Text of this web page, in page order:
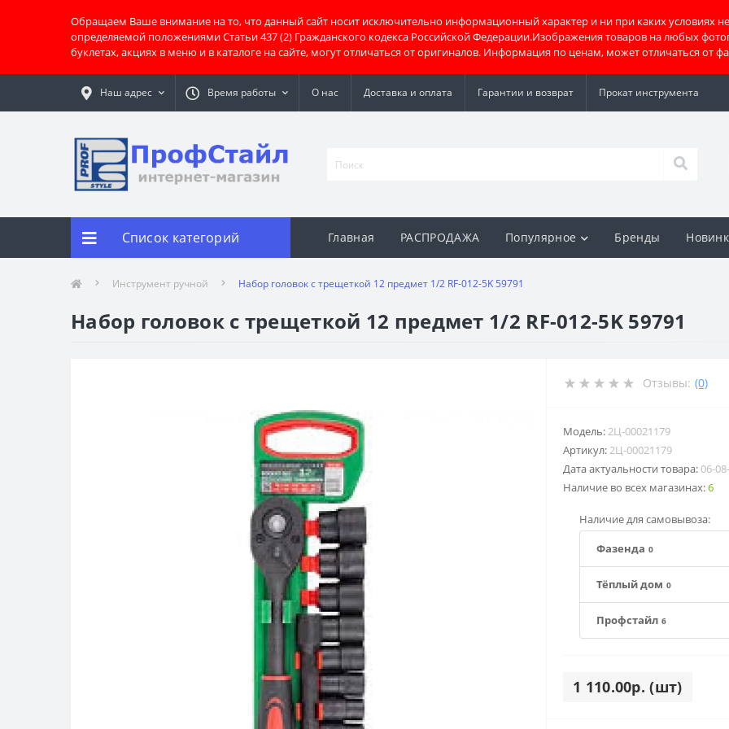
Обращаем Ваше внимание на то, что данный сайт носит исключительно информационный характер и ни при каких условиях
определяемой положениями Статьи 437 (2) Гражданского кодекса Российской Федерации.Изображения товаров на любых
буклетах, акциях в меню и в каталоге на сайте, могут отличаться от оригиналов. Информация по ценам, может отличаться от
Наш адрес Время работы О нас Доставка и оплата Гарантии и возврат Прокат инструмента
Список категорий Главная РАСПРОДАЖА Популярное Бренды
Инструмент ручной Набор головок с трещеткой 12 предмет 1/2 RF-012-5K 59791
Набор головок с трещеткой 12 предмет 1/2 RF-012-5K 59791
Отзывы: (0)
Модель:2Ц-00021179
Артикул:2Ц-00021179
Дата актуальности товара:06-
Наличие во всех магазинах:6
Наличие для самовывоза:
Фазенда 0
Тёплый дом 0
Профстайл 6
1 110.00р. (шт)